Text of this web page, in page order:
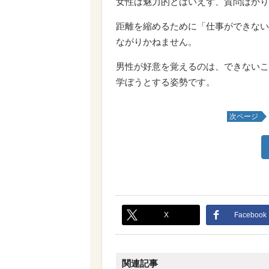
距離を縮めるために「仕事ができな
ながりかねません。
男性が好意を覚えるのは、できない
学ぼうとする姿勢です。
次ページ
X Facebook
関連記事